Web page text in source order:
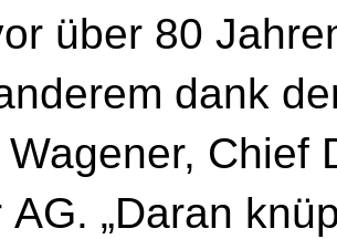
über 80
dank
Chief
AG. „Daran